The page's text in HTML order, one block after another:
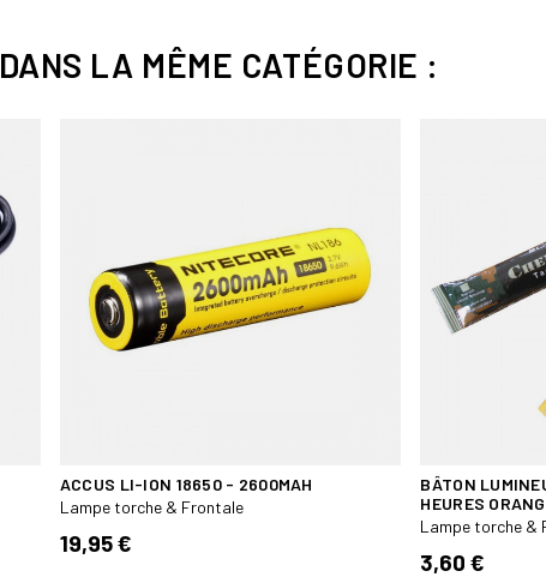
LA MÊME CATÉGORIE :
ACCUS LI-ION 18650 - 2600MAH
Lampe torche & Frontale
19,95 €
BÂTON
HEURES
Lampe torche &
3,60 €